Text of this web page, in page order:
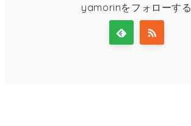
yamorinをフォローする